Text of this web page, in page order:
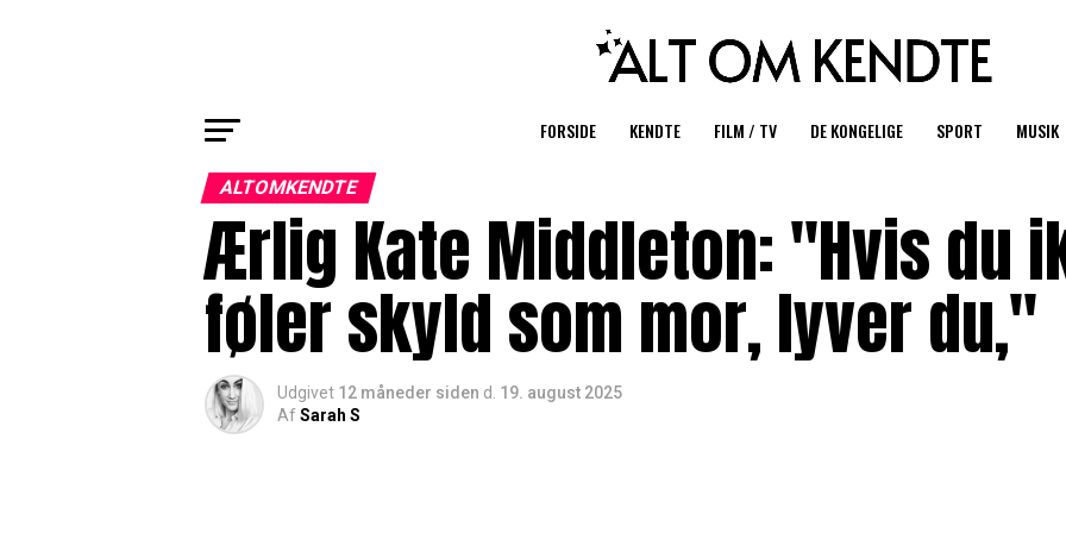
FORSIDE KENDTE FILM / TV DE KONGELIGE SPORT MUSIK
ALTOMKENDTE
Ærlig Kate Middleton: "Hvis du
føler skyld som mor, lyver du,"
Udgivet 12 måneder siden d. 19. august 2025
AfSarah S